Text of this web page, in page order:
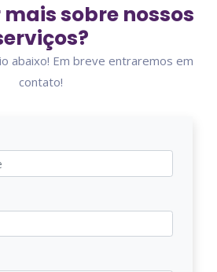
sobre nossos
abaixo! Em breve entraremos em
contato!